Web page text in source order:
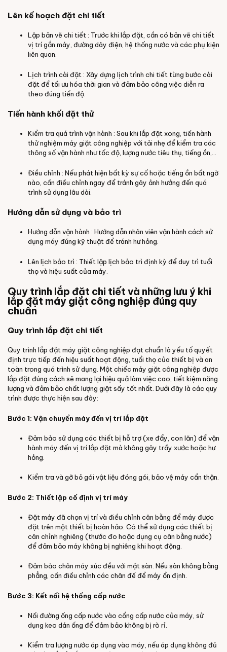
Lên kế hoạch đặt chi tiết
Lập bản vẽ chi tiết : Trước khi lắp đặt, cần có bản vẽ chi tiết
vị trí gắn máy, đường dây điện, hệ thống nước và các phụ kiện
liên quan.
Lịch trình cài đặt : Xây dựng lịch trình chi tiết từng bước cài
đặt để tối ưu hóa thời gian và đảm bảo công việc diễn ra
theo đúng tiến độ.
Tiến hành khối đặt thử
Kiểm tra quá trình vận hành : Sau khi lắp đặt xong, tiến hành
thử nghiệm máy giặt công nghiệp với tải nhẹ để kiểm tra các
thông số vận hành như tốc độ, lượng nước tiêu thụ, tiếng ồn,…
Điều chỉnh : Nếu phát hiện bất kỳ sự cố hoặc tiếng ồn bất ngờ
nào, cần điều chỉnh ngay để tránh gây ảnh hưởng đến quá
trình sử dụng lâu dài.
Hướng dẫn sử dụng và bảo trì
Hướng dẫn vận hành : Hướng dẫn nhân viên vận hành cách sử
dụng máy đúng kỹ thuật để tránh hư hỏng.
Lên lịch bảo trì : Thiết lập lịch bảo trì định kỳ để duy trì tuổi
thọ và hiệu suất của máy.
Quy trình lắp đặt chi tiết và những lưu ý khi
lắp đặt máy giặt công nghiệp đúng quy
chuẩn
Quy trình lắp đặt chi tiết
Quy trình lắp đặt máy giặt công nghiệp đạt chuẩn là yếu tố quyết
định trực tiếp đến hiệu suất hoạt động, tuổi thọ của thiết bị và an
toàn trong quá trình sử dụng. Một chiếc máy giặt công nghiệp được
lắp đặt đúng cách sẽ mang lại hiệu quả làm việc cao, tiết kiệm năng
lượng và đảm bảo chất lượng giặt sấy tốt nhất. Dưới đây là các quy
trình được thực hiện sau đây:
Bước 1: Vận chuyển máy đến vị trí lắp đặt
Đảm bảo sử dụng các thiết bị hỗ trợ (xe đẩy, con lăn) để vận
hành máy đến vị trí lắp đặt mà không gây trầy xước hoặc hư
hỏng.
Kiểm tra và gỡ bỏ gói vật liệu đóng gói, bảo vệ máy cẩn thận.
Bước 2: Thiết lập cố định vị trí máy
Đặt máy đã chọn vị trí và điều chỉnh cân bằng để máy được
đặt trên một thiết bị hoàn hảo. Có thể sử dụng các thiết bị
cân chỉnh nghiêng (thước đo hoặc dụng cụ cân bằng nước)
để đảm bảo máy không bị nghiêng khi hoạt động.
Đảm bảo chân máy xúc đều với mặt sàn. Nếu sàn không bằng
phẳng, cần điều chỉnh các chân đế để máy ổn định.
Bước 3: Kết nối hệ thống cấp nước
Nối đường ống cấp nước vào cổng cấp nước của máy, sử
dụng keo dán ống để đảm bảo không bị rò rỉ.
Kiểm tra lượng nước áp dụng vào máy, nếu áp dụng không đủ